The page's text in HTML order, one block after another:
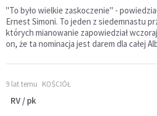
"To było wielkie zaskoczenie" -
Ernest Simoni. To jeden z siedemnastu
których mianowanie zapowiedział
on, że ta nominacja jest darem dla całej
9 lat temu KOŚCIÓŁ
RV / pk